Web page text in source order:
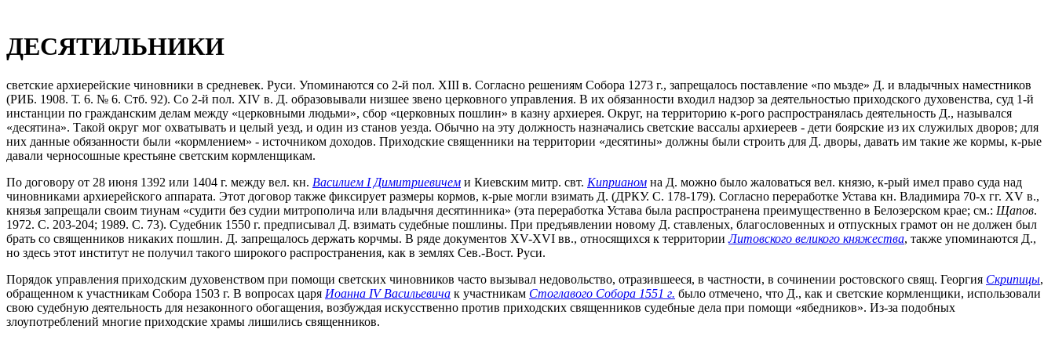
ДЕСЯТИЛЬНИКИ
светские архиерейские чиновники в средневек. Руси. Упоминаются со 2-й пол. XIII в. Согласно решениям Собора 1273 г., запрещалось поставление «по мьзде» Д. и владычных наместников
(РИБ. 1908. Т. 6. № 6. Стб. 92). Со 2-й пол. XIV в. Д. образовывали низшее звено церковного управления. В их обязанности входил надзор за деятельностью приходского духовенства, суд 1-й
инстанции по гражданским делам между «церковными людьми», сбор «церковных пошлин» в казну архиерея. Округ, на территорию к-рого распространялась деятельность Д., назывался
«десятина». Такой округ мог охватывать и целый уезд, и один из станов уезда. Обычно на эту должность назначались светские вассалы архиереев - дети боярские из их служилых дворов; для
них данные обязанности были «кормлением» - источником доходов. Приходские священники на территории «десятины» должны были строить для Д. дворы, давать им такие же кормы, к-рые
давали черносошные крестьяне светским кормленщикам.
По договору от 28 июня 1392 или 1404 г. между вел. кн. Василием I Димитриевичем и Киевским митр. свт. Киприаном на Д. можно было жаловаться вел. князю, к-рый имел право суда над
чиновниками архиерейского аппарата. Этот договор также фиксирует размеры кормов, к-рые могли взимать Д. (ДРКУ. С. 178-179). Согласно переработке Устава кн. Владимира 70-х гг. XV в.,
князья запрещали своим тиунам «судити без судии митрополича или владычня десятинника» (эта переработка Устава была распространена преимущественно в Белозерском крае; см.: Щапов.
1972. С. 203-204; 1989. С. 73). Судебник 1550 г. предписывал Д. взимать судебные пошлины. При предъявлении новому Д. ставленых, благословенных и отпускных грамот он не должен был
брать со священников никаких пошлин. Д. запрещалось держать корчмы. В ряде документов XV-XVI вв., относящихся к территорииЛитовского великого княжества, также упоминаются Д.,
но здесь этот институт не получил такого широкого распространения, как в землях Сев.-Вост. Руси.
Порядок управления приходским духовенством при помощи светских чиновников часто вызывал недовольство, отразившееся, в частности, в сочинении ростовского свящ. Георгия Скрипицы,
обращенном к участникам Собора 1503 г. В вопросах царя Иоанна IV Васильевича к участникам Стоглавого Собора 1551 г. было отмечено, что Д., как и светские кормленщики, использовали
свою судебную деятельность для незаконного обогащения, возбуждая искусственно против приходских священников судебные дела при помощи «ябедников». Из-за подобных
злоупотреблений многие приходские храмы лишились священников.